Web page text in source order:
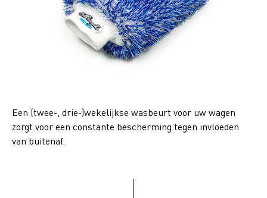
Een (twee-, drie-)wekelijkse wasbeurt voor uw wagen
zorgt voor een constante bescherming tegen invloeden
van buitenaf.